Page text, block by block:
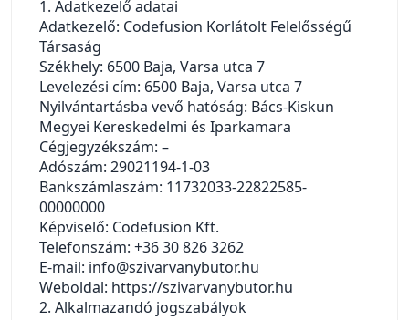
1. Adatkezelő adatai
Adatkezelő: Codefusion Korlátolt Felelősségű
Társaság
Székhely: 6500 Baja, Varsa utca 7
Levelezési cím: 6500 Baja, Varsa utca 7
Nyilvántartásba vevő hatóság: Bács-Kiskun
Megyei Kereskedelmi és Iparkamara
Cégjegyzékszám: –
Adószám: 29021194-1-03
Bankszámlaszám: 11732033-22822585-
00000000
Képviselő: Codefusion Kft.
Telefonszám: +36 30 826 3262
E-mail: info@szivarvanybutor.hu
Weboldal: https://szivarvanybutor.hu
2. Alkalmazandó jogszabályok